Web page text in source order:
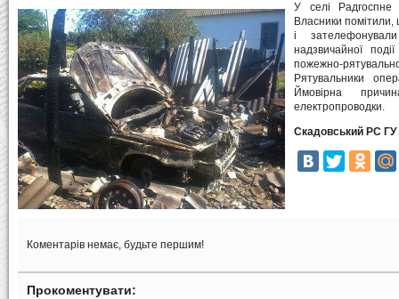
У селі Радгоспне
Власники помітили,
і
надзвичайної
пожежно-
Рятувальники
Ймовірна
електропроводки.
Скадовський РС ГУ
Коментарів немає, будьте першим!
Прокоментувати: